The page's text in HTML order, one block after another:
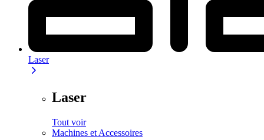
Laser
Laser
Tout voir
Machines et Accessoires